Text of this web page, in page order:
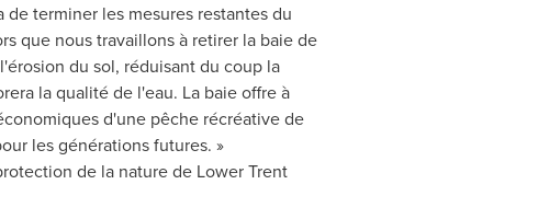
terminer les mesures restantes du
que nous travaillons à retirer la baie de
du sol, réduisant du coup la
la qualité de l'eau. La baie offre à
d'une pêche récréative de
les générations futures. »
de la nature de Lower Trent